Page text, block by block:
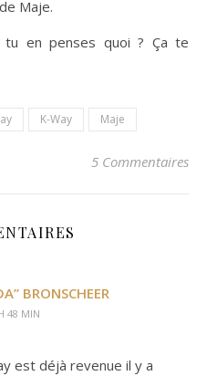
Maje.
en penses quoi ? Ça te
K-Way Maje
5 Commentaires
BRONSCHEER
48 MIN
est déjà revenue il y a